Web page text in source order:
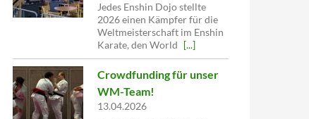
Jedes Enshin Dojo stellte
2026 einen Kämpfer für die
Weltmeisterschaft im Enshin
Karate, den World [...]
Crowdfunding für unser
WM-Team!
13.04.2026